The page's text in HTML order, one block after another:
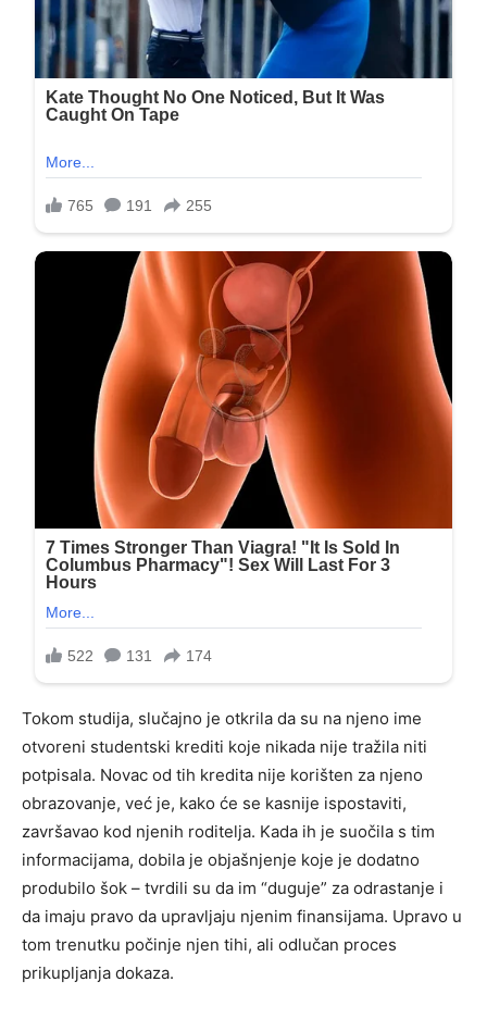
Tokom studija, slučajno je otkrila da su na njeno ime
otvoreni studentski krediti koje nikada nije tražila niti
potpisala. Novac od tih kredita nije korišten za njeno
obrazovanje, već je, kako će se kasnije ispostaviti,
završavao kod njenih roditelja. Kada ih je suočila s tim
informacijama, dobila je objašnjenje koje je dodatno
produbilo šok – tvrdili su da im “duguje” za odrastanje i
da imaju pravo da upravljaju njenim finansijama. Upravo u
tom trenutku počinje njen tihi, ali odlučan proces
prikupljanja dokaza.